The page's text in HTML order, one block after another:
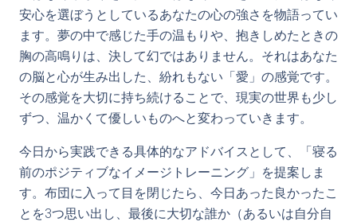
安心を選ぼうとしているあなたの心の強さを物語ってい
ます。夢の中で感じた手の温もりや、抱きしめたときの
胸の高鳴りは、決して幻ではありません。それはあなた
の脳と心が生み出した、紛れもない「愛」の感覚です。
その感覚を大切に持ち続けることで、現実の世界も少し
ずつ、温かくて優しいものへと変わっていきます。
今日から実践できる具体的なアドバイスとして、「寝る
前のポジティブなイメージトレーニング」を提案しま
す。布団に入って目を閉じたら、今日あった良かったこ
とを3つ思い出し、最後に大切な誰か（あるいは自分自